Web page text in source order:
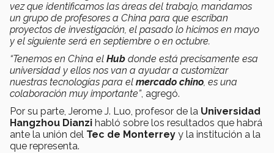
vez que identificamos las áreas del trabajo, mandamos
un grupo de profesores a China para que escriban
proyectos de investigación, el pasado lo hicimos en mayo
y el siguiente será en septiembre o en octubre.
“Tenemos en China el Hub donde está precisamente esa
universidad y ellos nos van a ayudar a customizar
nuestras tecnologías para el mercado chino, es una
colaboración muy importante”, agregó.
Por su parte, Jerome J. Luo, profesor de la Universidad
Hangzhou Dianzi habló sobre los resultados que habrá
ante la unión del Tec de Monterrey y la institución a la
que representa.